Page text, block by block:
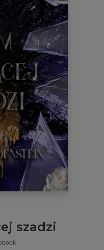
szadzi